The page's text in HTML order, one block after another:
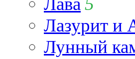
Лазурит и
Лунный